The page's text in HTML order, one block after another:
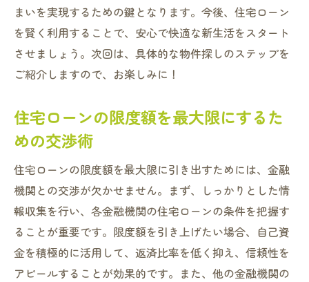
まいを実現するための鍵となります。今後、住宅ローン
を賢く利用することで、安心で快適な新生活をスタート
させましょう。次回は、具体的な物件探しのステップを
ご紹介しますので、お楽しみに！
住宅ローンの限度額を最大限にするた
めの交渉術
住宅ローンの限度額を最大限に引き出すためには、金融
機関との交渉が欠かせません。まず、しっかりとした情
報収集を行い、各金融機関の住宅ローンの条件を把握す
ることが重要です。限度額を引き上げたい場合、自己資
金を積極的に活用して、返済比率を低く抑え、信頼性を
アピールすることが効果的です。また、他の金融機関の